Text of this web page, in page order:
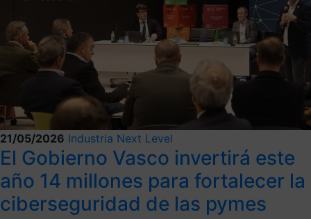
21/05/2026 Industria Next Level
El Gobierno Vasco invertirá este
año 14 millones para fortalecer la
ciberseguridad de las pymes